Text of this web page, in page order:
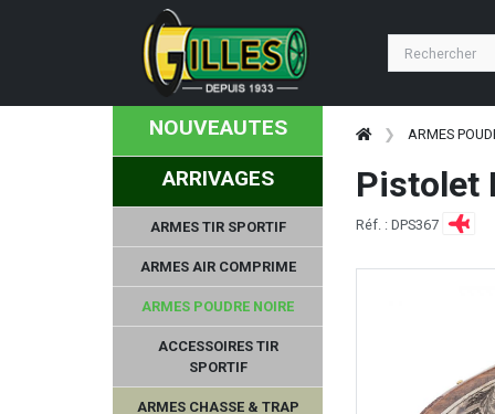
NOUVEAUTES
ARRIVAGES
ARMES TIR SPORTIF
ARMES AIR COMPRIME
ARMES POUDRE NOIRE
ACCESSOIRES TIR
SPORTIF
ARMES CHASSE & TRAP
ARMES
Pistolet
Réf. : DPS367